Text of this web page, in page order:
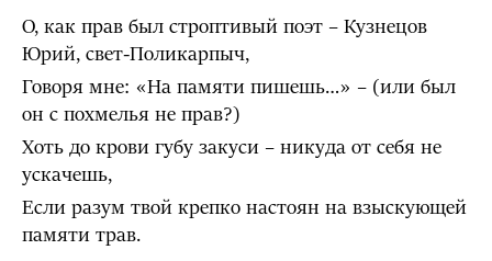
О, как прав был строптивый поэт – Кузнецов
Юрий, свет-Поликарпыч,
Говоря мне: «На памяти пишешь…» – (или был
он с похмелья не прав?)
Хоть до крови губу закуси – никуда от себя не
ускачешь,
Если разум твой крепко настоян на взыскующей
памяти трав.